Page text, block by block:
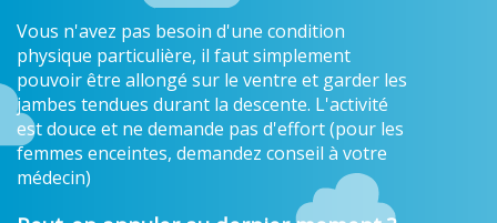
Vous n'avez pas besoin d'une condition
physique particulière, il faut simplement
pouvoir être allongé sur le ventre et garder les
jambes tendues durant la descente. L'activité
est douce et ne demande pas d'effort (pour les
femmes enceintes, demandez conseil à votre
médecin)